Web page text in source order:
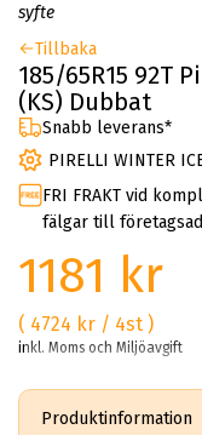
syfte
Tillbaka
185/65R15 92T
(KS) Dubbat
Snabb leverans*
PIRELLI WINTER
FRI FRAKT vid
fälgar till
1181 kr
( 4724 kr / 4st )
inkl. Moms och Miljöavgift
Produktinformation